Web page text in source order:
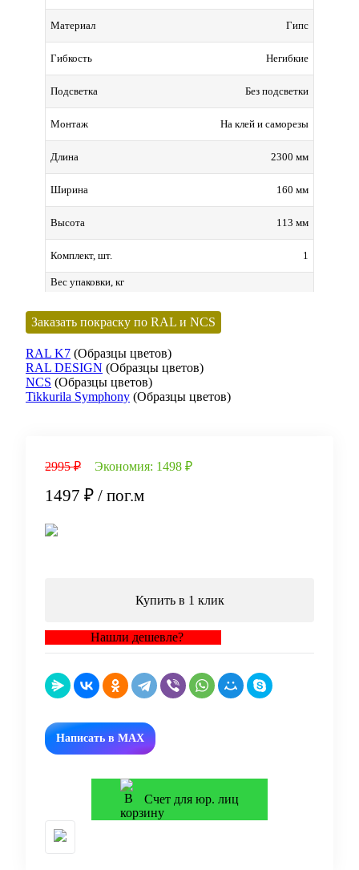
Материал Гипс
Гибкость Негибкие
Подсветка Без подсветки
Монтаж На клей и саморезы
Длина 2300 мм
Ширина 160 мм
Высота 113 мм
Комплект, шт. 1
Вес упаковки, кг
Заказать покраску по RAL и NCS
RAL K7 (Образцы цветов)
RAL DESIGN (Образцы цветов)
NCS (Образцы цветов)
Tikkurila Symphony (Образцы цветов)
2995 ₽ Экономия: 1498 ₽
1497 ₽ / пог.м
Купить в 1 клик
Нашли дешевле?
Написать в MAX
Счет для юр. лиц